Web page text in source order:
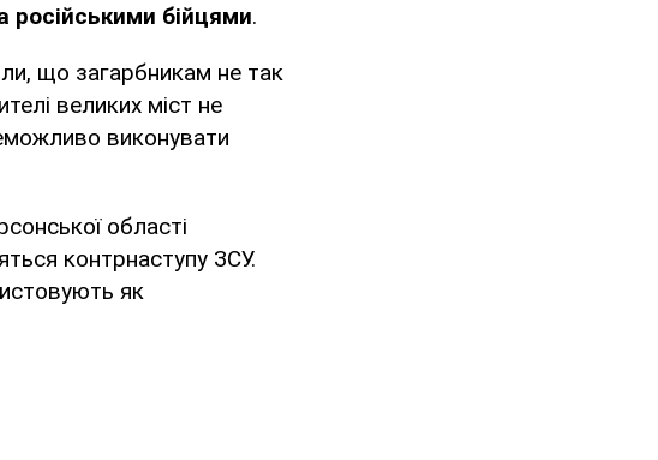
російськими бійцями.
що загарбникам не так
великих міст не
виконувати
області
контрнаступу ЗСУ.
як